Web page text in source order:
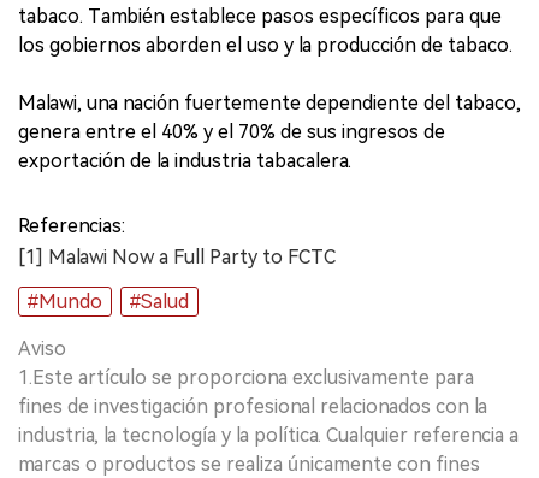
tabaco. También establece pasos específicos para que
los gobiernos aborden el uso y la producción de tabaco.
Malawi, una nación fuertemente dependiente del tabaco,
genera entre el 40% y el 70% de sus ingresos de
exportación de la industria tabacalera.
Referencias:
[1] Malawi Now a Full Party to FCTC
#Mundo
#Salud
Aviso
1.Este artículo se proporciona exclusivamente para
fines de investigación profesional relacionados con la
industria, la tecnología y la política. Cualquier referencia a
marcas o productos se realiza únicamente con fines